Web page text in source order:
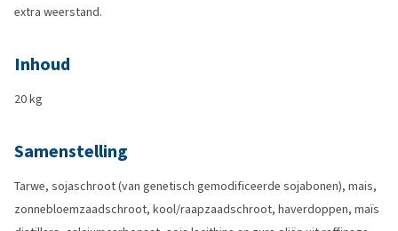
extra weerstand.
Inhoud
20 kg
Samenstelling
Tarwe, sojaschroot (van genetisch gemodificeerde sojabonen), mais,
zonnebloemzaadschroot, kool/raapzaadschroot, haverdoppen, maïs